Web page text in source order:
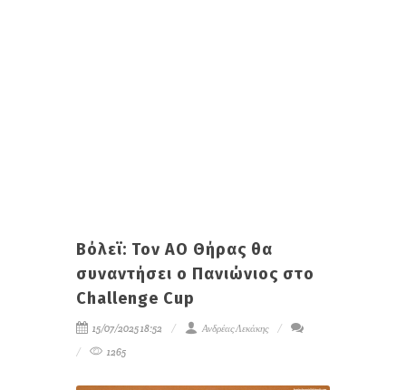
Βόλεϊ: Τον ΑΟ Θήρας θα
συναντήσει ο Πανιώνιος στο
Challenge Cup
15/07/2025 18:52
Ανδρέας Λεκάκης
1265